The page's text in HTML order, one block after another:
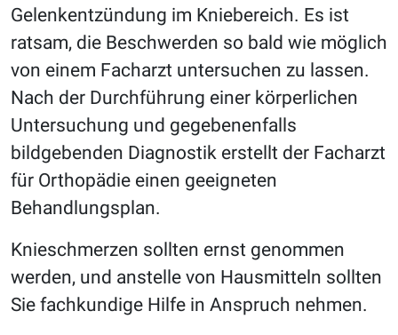
Gelenkentzündung im Kniebereich. Es ist
ratsam, die Beschwerden so bald wie möglich
von einem Facharzt untersuchen zu lassen.
Nach der Durchführung einer körperlichen
Untersuchung und gegebenenfalls
bildgebenden Diagnostik erstellt der Facharzt
für Orthopädie einen geeigneten
Behandlungsplan.
Knieschmerzen sollten ernst genommen
werden, und anstelle von Hausmitteln sollten
Sie fachkundige Hilfe in Anspruch nehmen.